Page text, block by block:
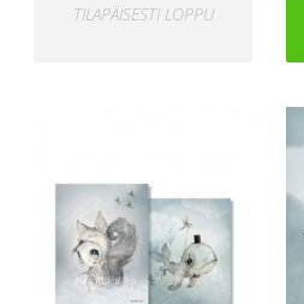
TILAPÄISESTI LOPPU